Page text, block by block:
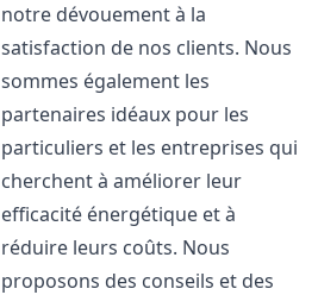
notre dévouement à la
satisfaction de nos clients. Nous
sommes également les
partenaires idéaux pour les
particuliers et les entreprises qui
cherchent à améliorer leur
efficacité énergétique et à
réduire leurs coûts. Nous
proposons des conseils et des